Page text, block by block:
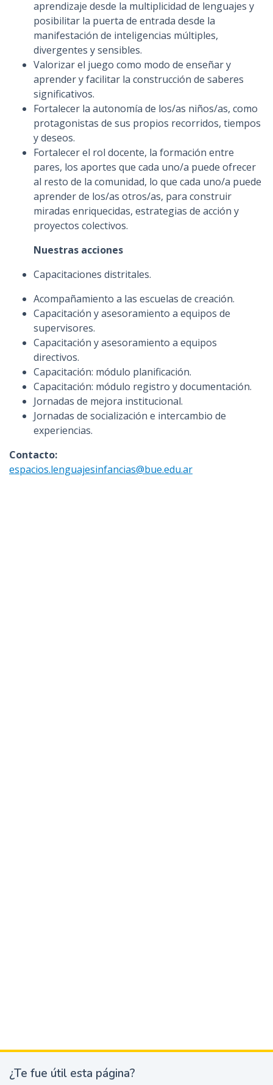
aprendizaje desde la multiplicidad de lenguajes y
posibilitar la puerta de entrada desde la
manifestación de inteligencias múltiples,
divergentes y sensibles.
Valorizar el juego como modo de enseñar y
aprender y facilitar la construcción de saberes
significativos.
Fortalecer la autonomía de los/as niños/as, como
protagonistas de sus propios recorridos, tiempos
y deseos.
Fortalecer el rol docente, la formación entre
pares, los aportes que cada uno/a puede ofrecer
al resto de la comunidad, lo que cada uno/a puede
aprender de los/as otros/as, para construir
miradas enriquecidas, estrategias de acción y
proyectos colectivos.
Nuestras acciones
Capacitaciones distritales.
Acompañamiento a las escuelas de creación.
Capacitación y asesoramiento a equipos de
supervisores.
Capacitación y asesoramiento a equipos
directivos.
Capacitación: módulo planificación.
Capacitación: módulo registro y documentación.
Jornadas de mejora institucional.
Jornadas de socialización e intercambio de
experiencias.
Contacto:
espacios.lenguajesinfancias@bue.edu.ar
¿
¿Te fue útil esta página?